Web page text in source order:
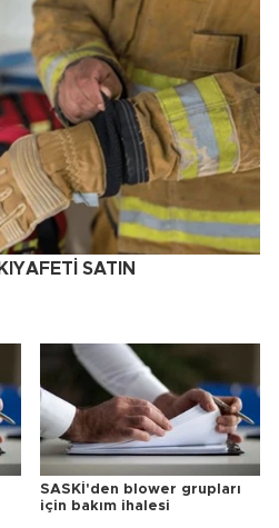
SATIN
SASKİ'den blower grupları
için bakım ihalesi